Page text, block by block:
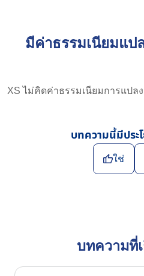
มีค่าธรรมเนียมแป
XS ไม่คิดค่าธรรมเนียมการแปล
บทความนี้มีประ
ใช่
บทความที่